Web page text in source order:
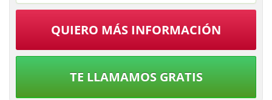
QUIERO MÁS INFORMACIÓN
TE LLAMAMOS GRATIS